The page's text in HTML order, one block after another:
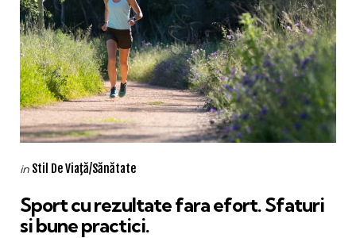
Categories
Posted
in Stil De Viaţă/Sănătate
Sport cu rezultate fara efort. Sfaturi
si bune practici.